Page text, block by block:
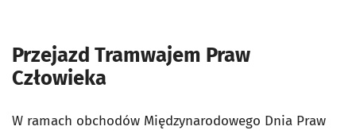
Przejazd Tramwajem Praw
Człowieka
W ramach obchodów Międzynarodowego Dnia Praw